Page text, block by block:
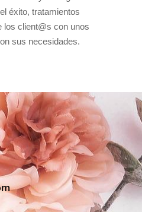
éxito, tratamientos
los client@s con unos
sus necesidades.